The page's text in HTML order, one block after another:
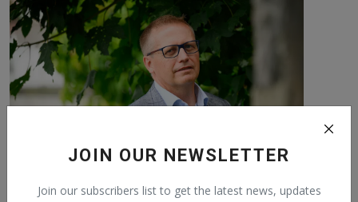
JOIN OUR NEWSLETTER
Join our subscribers list to get the latest news, updates
AI flytter oppgaver på jobb